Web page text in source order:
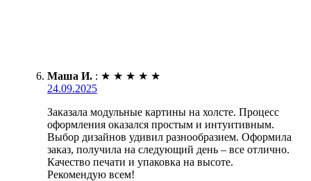
Маша И. : ★ ★ ★ ★ ★
24.09.2025
Заказала модульные картины на холсте. Процесс
оформления оказался простым и интуитивным.
Выбор дизайнов удивил разнообразием. Оформила
заказ, получила на следующий день – все отлично.
Качество печати и упаковка на высоте.
Рекомендую всем!